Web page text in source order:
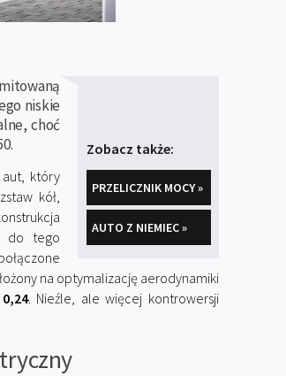
Zobacz także:
PRZELICZNIK MOCY »
AUTO Z NIEMIEC »
niskie
choć
aut, który
kół,
do tego
na optymalizację aerodynamiki
. Nieźle, ale więcej kontrowersji